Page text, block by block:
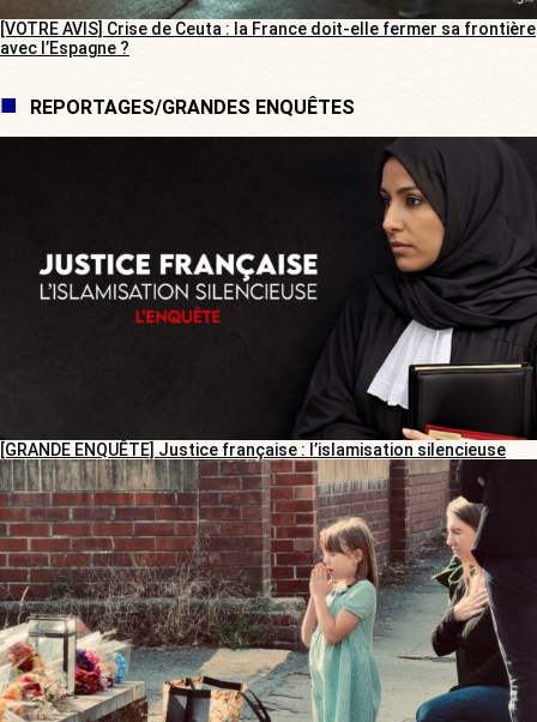
[VOTRE AVIS] Crise de Ceuta : la France doit-elle fermer sa frontière
avec l’Espagne ?
REPORTAGES/GRANDES ENQUÊTES
[GRANDE ENQUÊTE] Justice française : l’islamisation silencieuse